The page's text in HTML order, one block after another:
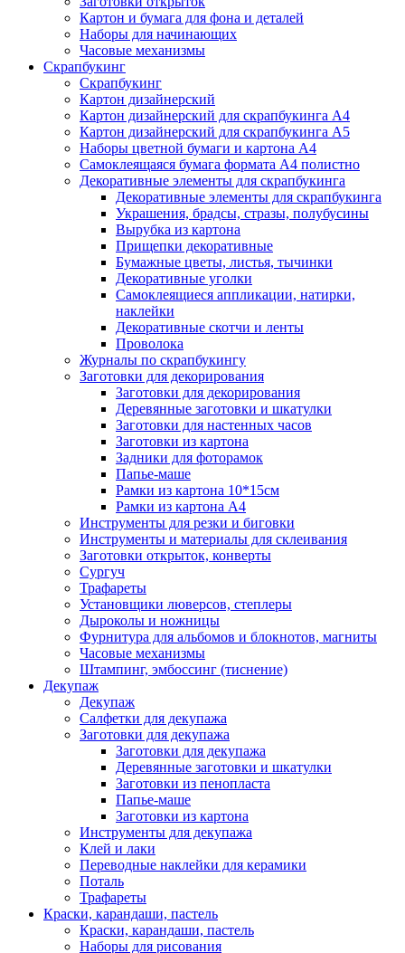
Картон и бумага для фона и деталей
Наборы для начинающих
Часовые механизмы
Скрапбукинг
Скрапбукинг
Картон дизайнерский
Картон дизайнерский для скрапбукинга А4
Картон дизайнерский для скрапбукинга А5
Наборы цветной бумаги и картона А4
Самоклеящаяся бумага формата А4 полистно
Декоративные элементы для скрапбукинга
Декоративные элементы для скрапбукинга
Украшения, брадсы, стразы, полубусины
Вырубка из картона
Прищепки декоративные
Бумажные цветы, листья, тычинки
Декоративные уголки
Самоклеящиеся аппликации, натирки,
наклейки
Декоративные скотчи и ленты
Проволока
Журналы по скрапбукингу
Заготовки для декорирования
Заготовки для декорирования
Деревянные заготовки и шкатулки
Заготовки для настенных часов
Заготовки из картона
Задники для фоторамок
Папье-маше
Рамки из картона 10*15см
Рамки из картона А4
Инструменты для резки и биговки
Инструменты и материалы для склеивания
Заготовки открыток, конверты
Сургуч
Трафареты
Установщики люверсов, степлеры
Дыроколы и ножницы
Фурнитура для альбомов и блокнотов, магниты
Часовые механизмы
Штампинг, эмбоссинг (тиснение)
Декупаж
Декупаж
Салфетки для декупажа
Заготовки для декупажа
Заготовки для декупажа
Деревянные заготовки и шкатулки
Заготовки из пенопласта
Папье-маше
Заготовки из картона
Инструменты для декупажа
Клей и лаки
Переводные наклейки для керамики
Поталь
Трафареты
Краски, карандаши, пастель
Краски, карандаши, пастель
Наборы для рисования